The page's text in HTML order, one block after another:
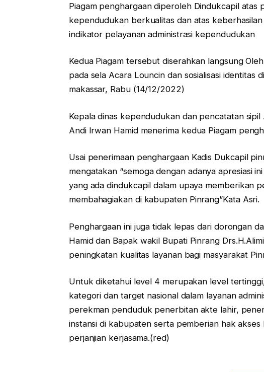
Piagam penghargaan diperoleh Dindukcapil atas
kependudukan berkualitas dan atas
indikator pelayanan administrasi kependudukan
Kedua Piagam tersebut diserahkan langsung
pada sela Acara Louncin dan sosialisasi identitas
makassar, Rabu (14/12/2022)
Kepala dinas kependudukan dan pencatatan
Andi Irwan Hamid menerima kedua Piagam
Usai penerimaan penghargaan Kadis Dukcapil
mengatakan “semoga dengan adanya apresiasi
yang ada dindukcapil dalam upaya memberikan
membahagiakan di kabupaten Pinrang”Kata Asri.
Penghargaan ini juga tidak lepas dari dorongan
Hamid dan Bapak wakil Bupati Pinrang
peningkatan kualitas layanan bagi masyarakat
Untuk diketahui level 4 merupakan level
kategori dan target nasional dalam layanan
perekman penduduk penerbitan akte lahir,
instansi di kabupaten serta pemberian hak
perjanjian kerjasama.(red)